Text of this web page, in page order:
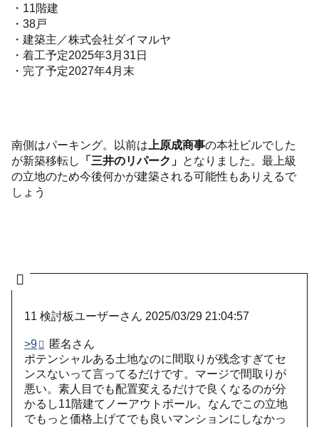
・11階建
・38戸
・建築主／株式会社ダイマルヤ
・着工予定2025年3月31日
・完了予定2027年4月末
南側はパーキング。以前は 上原成商事の本社ビルでした
が新築移転し
「三井のリパーク」 となりました。最上級
の立地のため今後何かが建築される可能性もありえるで
しょう
11 検討板ユーザーさん 2025/03/29 21:04:57
>9
匿名さん
ポテンシャルある土地なのに間取りが残念すぎてセ
ンスないって言ってるだけです。マージで間取りが
悪い。素人目でも配置変えるだけで良くなるのが分
かるし11階建てノーアウトポール。なんでこの立地
でもっと価格上げてでも良いマンションにしなかっ